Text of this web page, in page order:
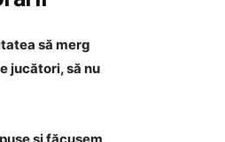
să merg
jucători, să nu